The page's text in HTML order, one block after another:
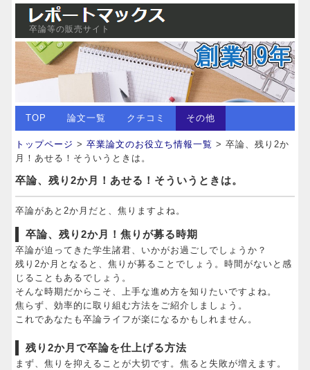
卒論等の販売サイト
TOP 論文一覧 クチコミ その他
トップページ >卒業論文のお役立ち情報一覧 > 卒論、残り2か
月！あせる！そういうときは。
卒論、残り2か月！あせる！そういうときは。
卒論があと2か月だと、焦りますよね。
卒論、残り2か月！焦りが募る時期
卒論が迫ってきた学生諸君、いかがお過ごしでしょうか？
残り2か月となると、焦りが募ることでしょう。時間がないと感
じることもあるでしょう。
そんな時期だからこそ、上手な進め方を知りたいですよね。
焦らず、効率的に取り組む方法をご紹介しましょう。
これであなたも卒論ライフが楽になるかもしれません。
残り2か月で卒論を仕上げる方法
まず、焦りを抑えることが大切です。焦ると失敗が増えます。